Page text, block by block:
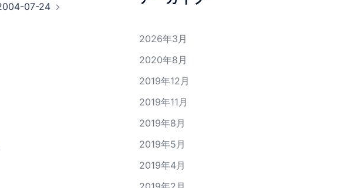
07-24
2026年3月
2020年8月
2019年12月
2019年11月
2019年8月
2019年5月
2019年4月